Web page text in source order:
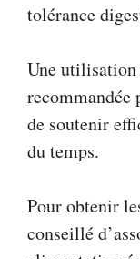
tolérance
Une
recommandée
de soutenir
du temps.
Pour obtenir
conseillé